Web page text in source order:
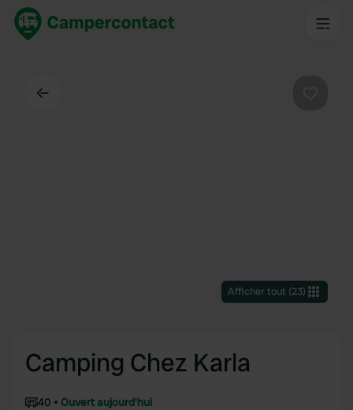
Afficher tout(23)
Camping Chez Karla
40
Ouvert aujourd'hui